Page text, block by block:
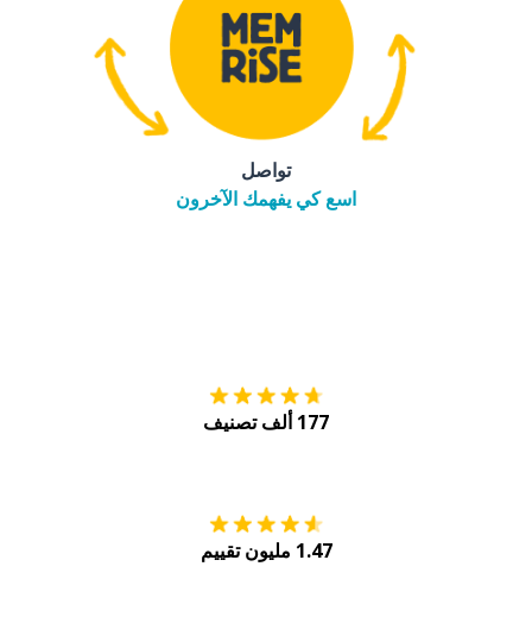
تواصل
اسع كي يفهمك الآخرون
177 ألف تصنيف
1.47 مليون تقييم